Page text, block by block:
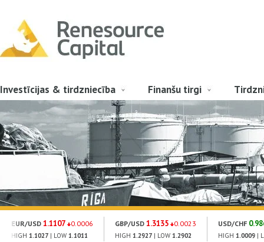
Investīcijas & tirdzniecība Finanšu tirgi
EUR/USD 1.1107 0.0006
HIGH 1.1027 | LOW 1.1011
GBP/USD 1.3135 0.0023
HIGH 1.2927 | LOW 1.2902
USD/CHF
HIGH 1.0009 |